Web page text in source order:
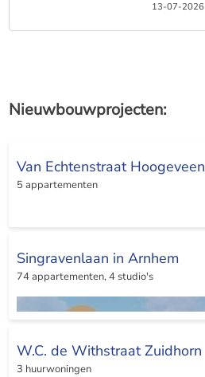
13-07-2026
Nieuwbouwprojecten:
Van Echtenstraat Hoogeveen
5 appartementen
Singravenlaan in Arnhem
74 appartementen, 4 studio's
W.C. de Withstraat Zuidhorn
3 huurwoningen